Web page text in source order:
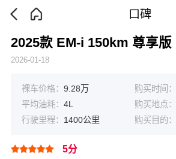
口碑
2025款 EM-i 150km 尊享版
2026-01-18
裸车价格： 9.28万 购买时间：
平均油耗： 4L 购买地点：
行驶里程： 1400公里 购买目的：
5分